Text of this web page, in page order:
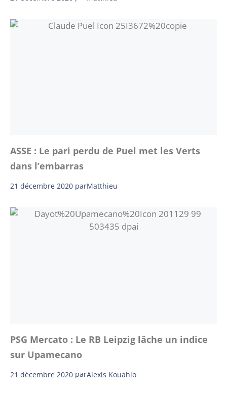
ASSE : Le pari perdu de Puel met les Verts
dans l’embarras
21 décembre 2020 parMatthieu
PSG Mercato : Le RB Leipzig lâche un indice
sur Upamecano
21 décembre 2020 parAlexis Kouahio